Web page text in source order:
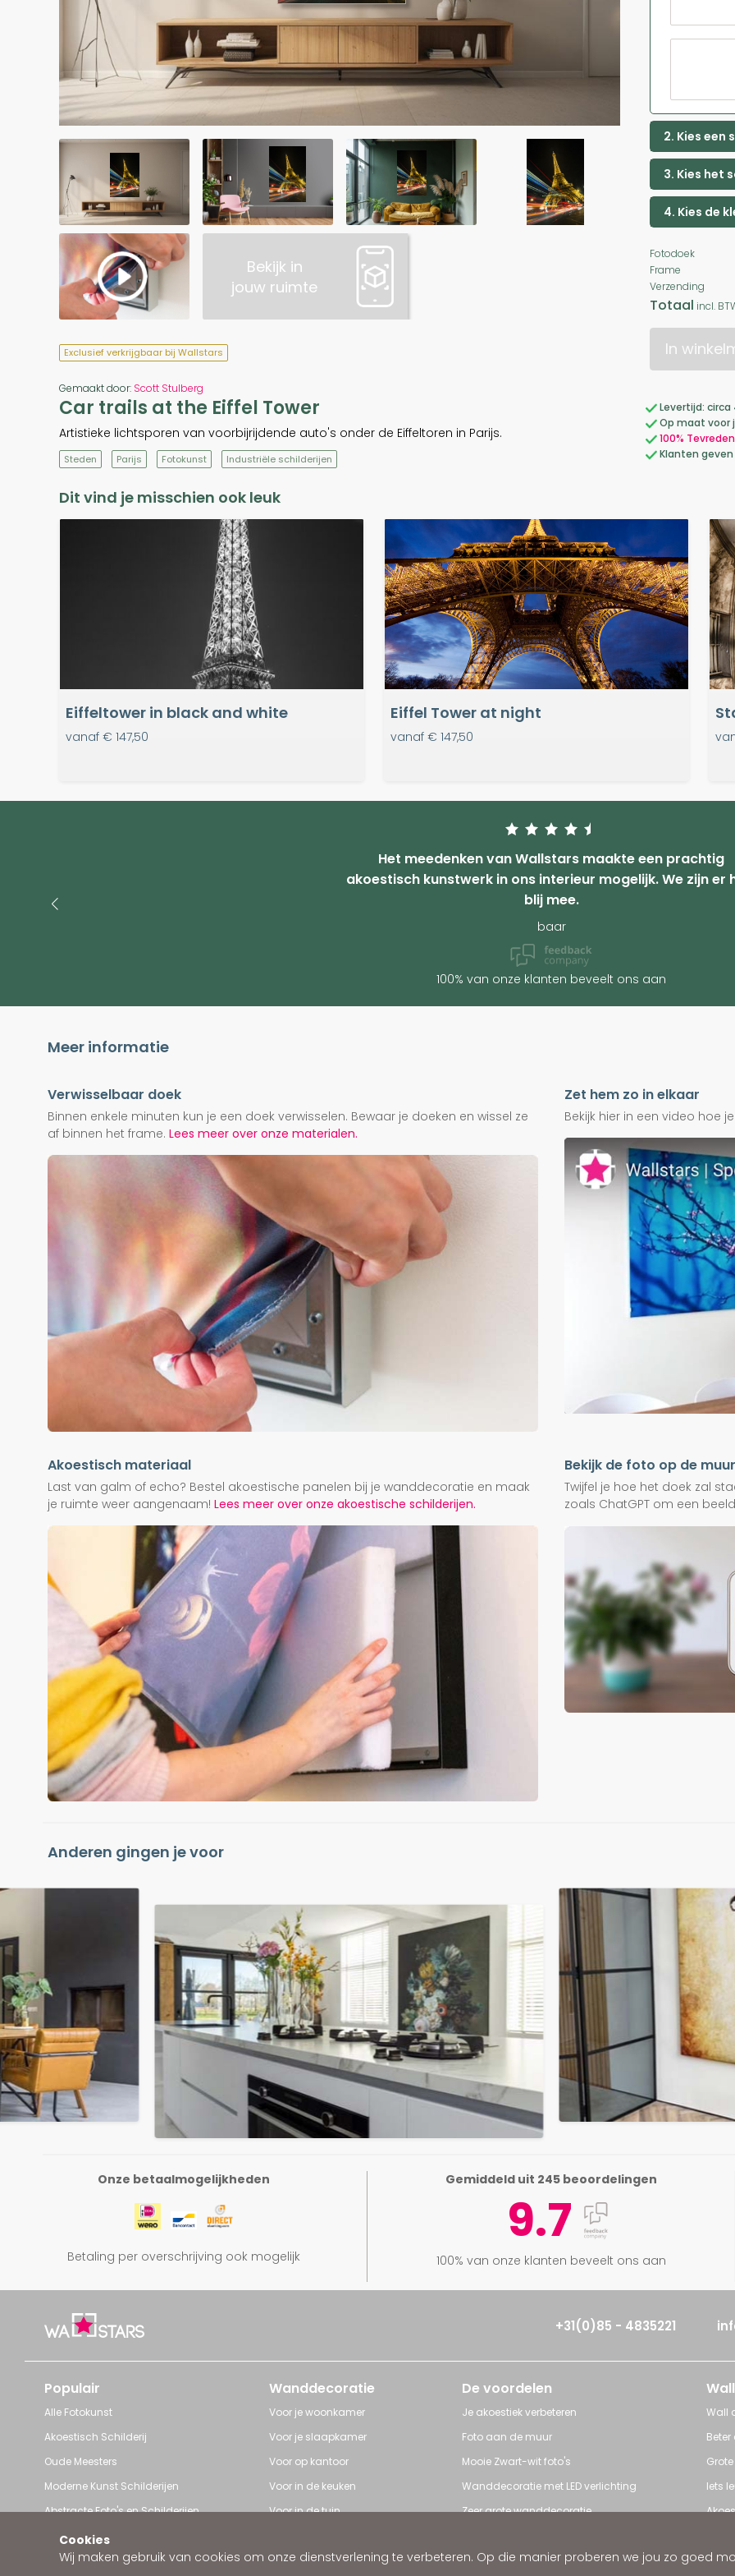
Cookies
Wij maken gebruik van cookies om onze dienstverlening te verbeteren. Op die manier proberen we jou zo goed
Bekijk in
jouw ruimte
Exclusief verkrijgbaar bij Wallstars
Gemaakt door: Scott Stulberg
Car trails at the Eiffel Tower
Artistieke lichtsporen van voorbijrijdende auto's onder de Eiffeltoren in Parijs.
Steden Parijs Fotokunst Industriële schilderijen
2. Kies een
3. Kies het
4. Kies de
Fotodoek
Frame
Verzending
Totaal incl.
In
Levertijd:
Op maat voor
100%
Klanten
Dit vind je misschien ook leuk
Eiffeltower in black and white
vanaf € 147,50
Eiffel Tower at night
vanaf € 147,50
Het meedenken van Wallstars maakte een prachtig
akoestisch kunstwerk in ons interieur mogelijk. We zijn er
blij mee.
baar
100% van onze klanten beveelt ons aan
Meer informatie
Verwisselbaar doek
Binnen enkele minuten kun je een doek verwisselen. Bewaar je doeken en wissel ze
af binnen het frame. Lees meer over onze materialen.
Zet hem zo in elkaar
Bekijk hier in een video hoe
Akoestisch materiaal
Last van galm of echo? Bestel akoestische panelen bij je wanddecoratie en maak
je ruimte weer aangenaam! Lees meer over onze akoestische schilderijen.
Bekijk de foto op de muur
Twijfel je hoe het doek zal
zoals ChatGPT om een
Anderen gingen je voor
Onze betaalmogelijkheden
Betaling per overschrijving ook mogelijk
Gemiddeld uit 245 beoordelingen
9.7
100% van onze klanten beveelt ons aan
+31(0)85 - 4835221
Populair
Alle Fotokunst
Akoestisch Schilderij
Oude Meesters
Moderne Kunst Schilderijen
Abstracte Foto's en Schilderijen
Pop Art schilderijen
Art Frame van Wallstars
Wanddecoratie
Voor je woonkamer
Voor je slaapkamer
Voor op kantoor
Voor in de keuken
Voor in de tuin
Zakelijke wanddecoratie
De voordelen
Je akoestiek verbeteren
Foto aan de muur
Mooie Zwart-wit foto's
Wanddecoratie met LED verlichting
Zeer grote wanddecoratie
Wall
Iets